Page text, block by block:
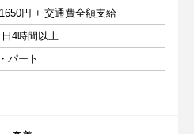
円 + 交通費全額支給
4時間以上
パート